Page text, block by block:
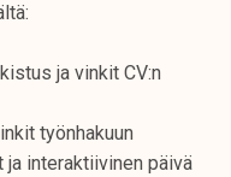
ja vinkit CV:n
työnhakuun
interaktiivinen päivä